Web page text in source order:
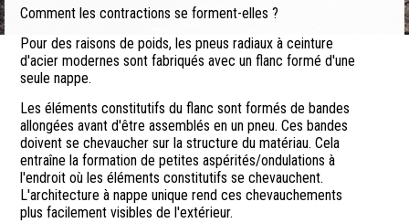
Comment les contractions se forment-elles ?
Pour des raisons de poids, les pneus radiaux à ceinture
d'acier modernes sont fabriqués avec un flanc formé d'une
seule nappe.
Les éléments constitutifs du flanc sont formés de bandes
allongées avant d'être assemblés en un pneu. Ces bandes
doivent se chevaucher sur la structure du matériau. Cela
entraîne la formation de petites aspérités/ondulations à
l'endroit où les éléments constitutifs se chevauchent.
L'architecture à nappe unique rend ces chevauchements
plus facilement visibles de l'extérieur.